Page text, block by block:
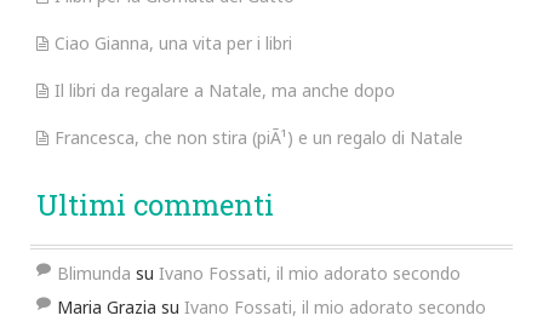
Ciao Gianna, una vita per i libri
Il libri da regalare a Natale, ma anche dopo
Francesca, che non stira (piÃ¹) e un regalo di Natale
Ultimi commenti
Blimunda su Ivano Fossati, il mio adorato secondo
Maria Grazia su Ivano Fossati, il mio adorato secondo